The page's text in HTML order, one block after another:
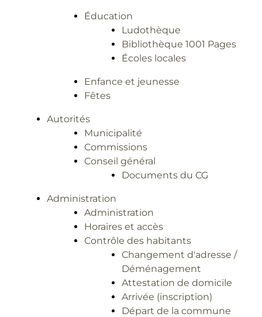
Éducation
Ludothèque
Bibliothèque 1001 Pages
Écoles locales
Enfance et jeunesse
Fêtes
Autorités
Municipalité
Commissions
Conseil général
Documents du CG
Administration
Administration
Horaires et accès
Contrôle des habitants
Changement d'adresse /
Déménagement
Attestation de domicile
Arrivée (inscription)
Départ de la commune